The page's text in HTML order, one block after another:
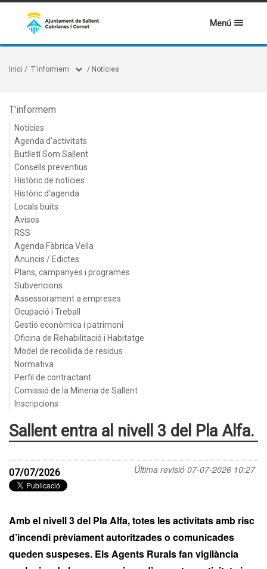
Menú
Inici / T'informem / Notícies
T'informem
Notícies
Agenda d'activitats
Butlletí Som Sallent
Consells preventius
Històric de notícies
Històric d'agenda
Locals buits
Avisos
RSS
Agenda Fàbrica Vella
Anuncis / Edictes
Plans, campanyes i programes
Subvencions
Assessorament a empreses
Ocupació i Treball
Gestió econòmica i patrimoni
Oficina de Rehabilitació i Habitatge
Model de recollida de residus
Normativa
Perfil de contractant
Comissió de la Mineria de Sallent
Inscripcions
Sallent entra al nivell 3 del Pla Alfa.
Última revisió 07-07-2026 10:27
07/07/2026
Amb el nivell 3 del Pla Alfa, totes les activitats amb risc
d’incendi prèviament autoritzades o comunicades
queden suspeses. Els Agents Rurals fan vigilància